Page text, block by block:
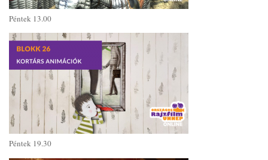
Péntek 13.00
Péntek 19.30